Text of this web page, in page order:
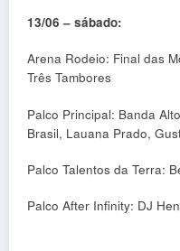
13/06 – sábado:
Arena Rodeio: Final das
Três Tambores
Palco Principal: Banda
Brasil, Lauana Prado,
Palco Talentos da Terra:
Palco After Infinity: DJ